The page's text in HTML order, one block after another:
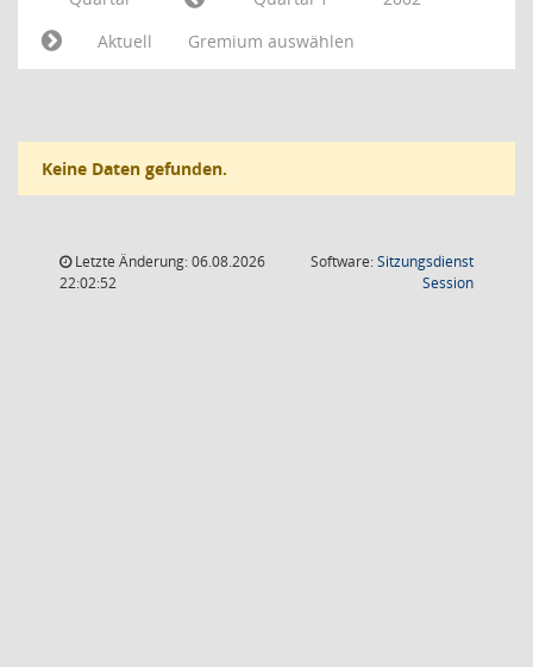
Aktuell
Gremium auswählen
Keine Daten gefunden.
Letzte Änderung: 06.08.2026
22:02:52
Software:Sitzungsdienst
Session(Wird in